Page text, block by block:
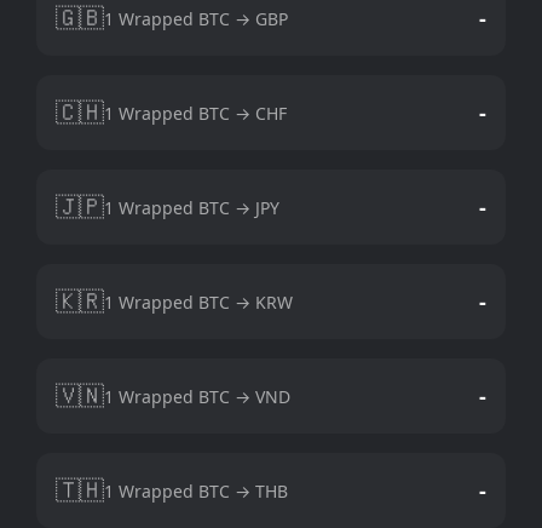
🇬🇧1 Wrapped BTC → GBP -
🇨🇭1 Wrapped BTC → CHF -
🇯🇵1 Wrapped BTC → JPY -
🇰🇷1 Wrapped BTC → KRW -
🇻🇳1 Wrapped BTC → VND -
🇹🇭1 Wrapped BTC → THB -